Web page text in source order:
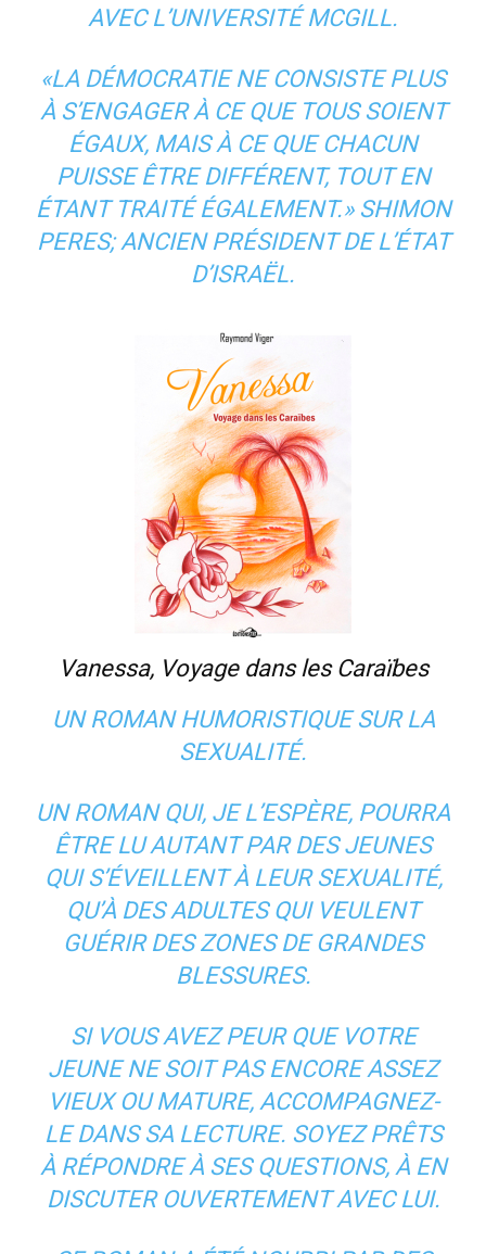
AVEC L’UNIVERSITÉ MCGILL.
«LA DÉMOCRATIE NE CONSISTE PLUS
À S’ENGAGER À CE QUE TOUS SOIENT
ÉGAUX, MAIS À CE QUE CHACUN
PUISSE ÊTRE DIFFÉRENT, TOUT EN
ÉTANT TRAITÉ ÉGALEMENT.» SHIMON
PERES; ANCIEN PRÉSIDENT DE L’ÉTAT
D’ISRAËL.
Vanessa, Voyage dans les Caraïbes
UN ROMAN HUMORISTIQUE SUR LA
SEXUALITÉ.
UN ROMAN QUI, JE L’ESPÈRE, POURRA
ÊTRE LU AUTANT PAR DES JEUNES
QUI S’ÉVEILLENT À LEUR SEXUALITÉ,
QU’À DES ADULTES QUI VEULENT
GUÉRIR DES ZONES DE GRANDES
BLESSURES.
SI VOUS AVEZ PEUR QUE VOTRE
JEUNE NE SOIT PAS ENCORE ASSEZ
VIEUX OU MATURE, ACCOMPAGNEZ-
LE DANS SA LECTURE. SOYEZ PRÊTS
À RÉPONDRE À SES QUESTIONS, À EN
DISCUTER OUVERTEMENT AVEC LUI.